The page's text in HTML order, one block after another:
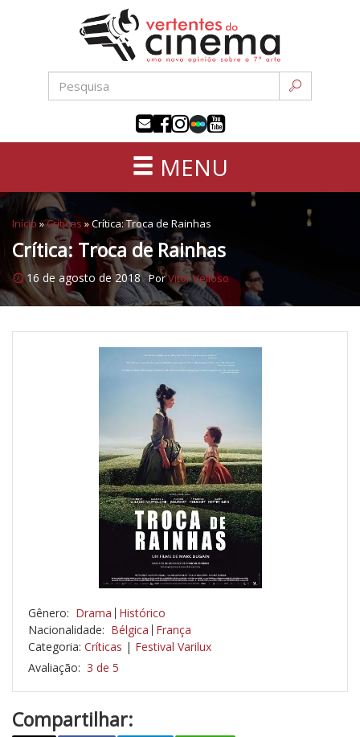
conteúdo
sétima
MENU
Início »Críticas »Crítica: Troca de Rainhas
Crítica: Troca de Rainhas
16 de agosto de 2018 PorVitor Velloso
Gênero: Drama Histórico
Nacionalidade: Bélgica França
Categoria: Críticas | Festival Varilux
Avaliação: 3 de 5
Compartilhar: